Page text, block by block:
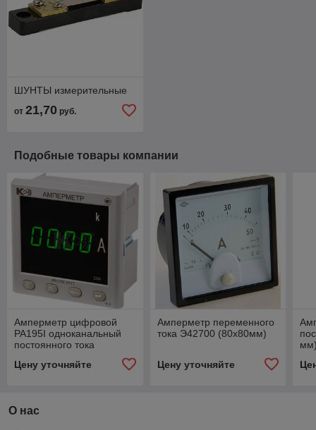
ШУНТЫ измерительные
от 21,70 руб.
Подобные товары компании
Амперметр цифровой
PA195I одноканальный
постоянного тока
Цену уточняйте
Амперметр переменного
тока Э42700 (80х80мм)
Цену уточняйте
О нас